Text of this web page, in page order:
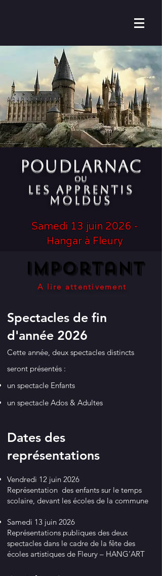
POUDLARNAC
ou
les apprentis
moldus
Samedi 13 juin 2026 -
Hangar à Fleury
Important
Important
A lire attentivement
Spectacles de fin
d'année 2026
Cette année, deux spectacles distincts
seront présentés :
un spectacle Enfants
un spectacle Ados & Adultes
​Dates des
représentations
Vendredi 12 juin 2026
Représentation des enfants sur le temps
scolaire, devant les écoles de la commune
Samedi 13 juin 2026
Représentations publiques des deux
spectacles dans le cadre de la fête des
écoles artistiques de Fleury – HANG’ART